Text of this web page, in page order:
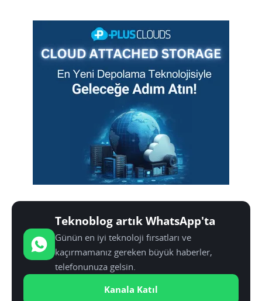
Teknoblog artık WhatsApp'ta
Günün en iyi teknoloji fırsatları ve
kaçırmamanız gereken büyük haberler,
telefonunuza gelsin.
Kanala Katıl